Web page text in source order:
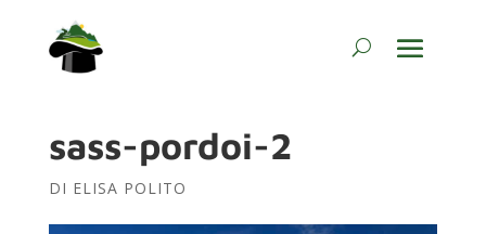
sass-pordoi-2
DI ELISA POLITO